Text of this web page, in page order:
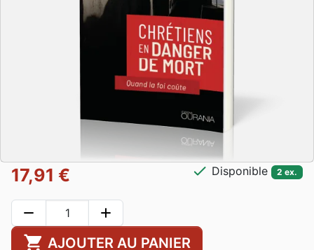
17,91 € check Disponible 2 ex.
remove add
shopping_cart AJOUTER AU PANIER